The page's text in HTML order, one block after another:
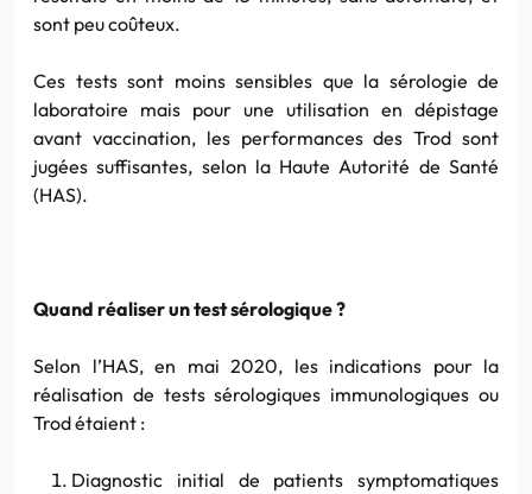
sont peu coûteux.
Ces tests sont moins sensibles que la sérologie de
laboratoire mais pour une utilisation en dépistage
avant vaccination, les performances des Trod sont
jugées suffisantes, selon la Haute Autorité de Santé
(HAS).
Quand réaliser un test sérologique ?
Selon l’HAS, en mai 2020, les indications pour la
réalisation de tests sérologiques immunologiques ou
Trod étaient :
Diagnostic initial de patients symptomatiques